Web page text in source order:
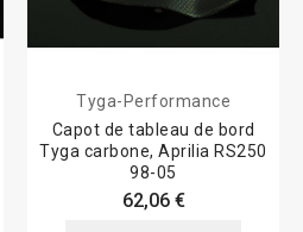
Tyga-Performance
Capot de tableau de bord
Tyga carbone, Aprilia RS250
98-05
62,06 €